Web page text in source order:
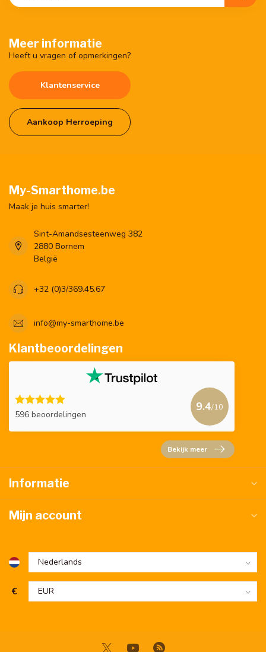
Meer informatie
Heeft u vragen of opmerkingen?
Klantenservice
Aankoop Herroeping
My-Smarthome.be
Maak je huis smarter!
Sint-Amandsesteenweg 382
2880 Bornem
België
+32 (0)3/369.45.67
info@my-smarthome.be
Klantbeoordelingen
596 beoordelingen
9.4/10
Bekijk meer
Informatie
Mijn account
€